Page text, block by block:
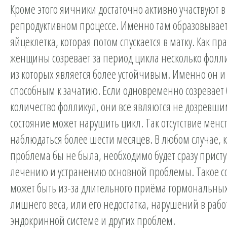
Кроме этого яичники достаточно активно участвуют в
репродуктивном процессе. Именно там
яйцеклетка, которая потом спускается в матку. Как
женщины созревает за период цикла несколько
из которых является более устойчивым. Именно он и
способным к зачатию. Если одновременно
количество фолликул, они все являются не
состояние может нарушить цикл. Так отсутствие
наблюдаться более шести месяцев. В любом случае,
проблема бы не была, необходимо будет сразу
лечению и устранению основной проблемы. Такое
может быть из-за длительного приёма
лишнего веса, или его недостатка, нарушений в
эндокринной системе и других проблем.